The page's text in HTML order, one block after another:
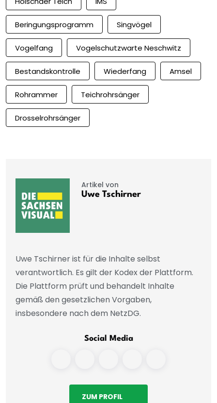
Beringungsprogramm Singvögel
Vogelfang Vogelschutzwarte Neschwitz
Bestandskontrolle Wiederfang Amsel
Rohrammer Teichrohrsänger
Drosselrohrsänger
Artikel von
Uwe Tschirner
Uwe Tschirner ist für die Inhalte selbst
verantwortlich. Es gilt der Kodex der Plattform.
Die Plattform prüft und behandelt Inhalte
gemäß den gesetzlichen Vorgaben,
insbesondere nach dem NetzDG.
Social Media
ZUM PROFIL